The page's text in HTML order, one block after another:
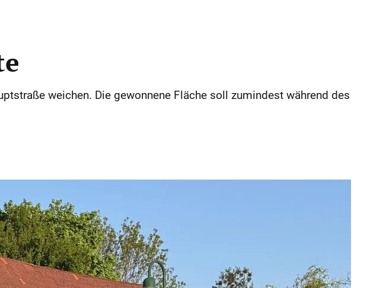
weichen. Die gewonnene Fläche soll zumindest während des